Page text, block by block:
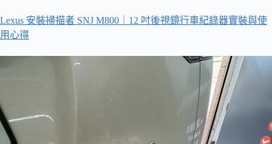
Lexus 安裝掃描者 SNJ M800｜12 吋後視鏡行車紀錄器實裝與使
用心得